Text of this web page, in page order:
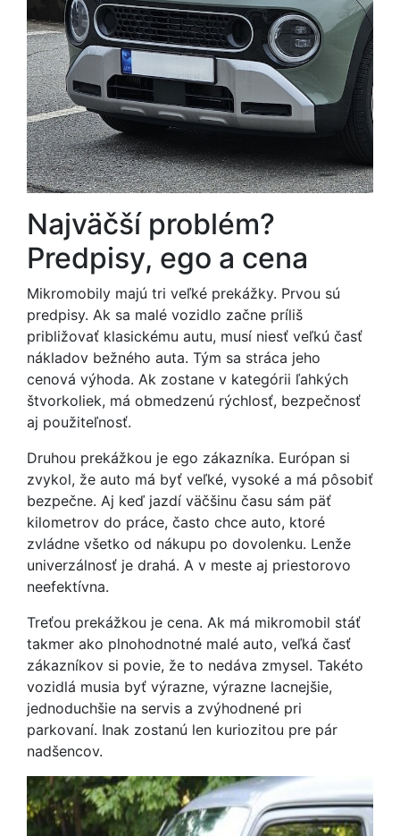
Najväčší problém?
Predpisy, ego a cena
Mikromobily majú tri veľké prekážky. Prvou sú
predpisy. Ak sa malé vozidlo začne príliš
približovať klasickému autu, musí niesť veľkú časť
nákladov bežného auta. Tým sa stráca jeho
cenová výhoda. Ak zostane v kategórii ľahkých
štvorkoliek, má obmedzenú rýchlosť, bezpečnosť
aj použiteľnosť.
Druhou prekážkou je ego zákazníka. Európan si
zvykol, že auto má byť veľké, vysoké a má pôsobiť
bezpečne. Aj keď jazdí väčšinu času sám päť
kilometrov do práce, často chce auto, ktoré
zvládne všetko od nákupu po dovolenku. Lenže
univerzálnosť je drahá. A v meste aj priestorovo
neefektívna.
Treťou prekážkou je cena. Ak má mikromobil stáť
takmer ako plnohodnotné malé auto, veľká časť
zákazníkov si povie, že to nedáva zmysel. Takéto
vozidlá musia byť výrazne, výrazne lacnejšie,
jednoduchšie na servis a zvýhodnené pri
parkovaní. Inak zostanú len kuriozitou pre pár
nadšencov.